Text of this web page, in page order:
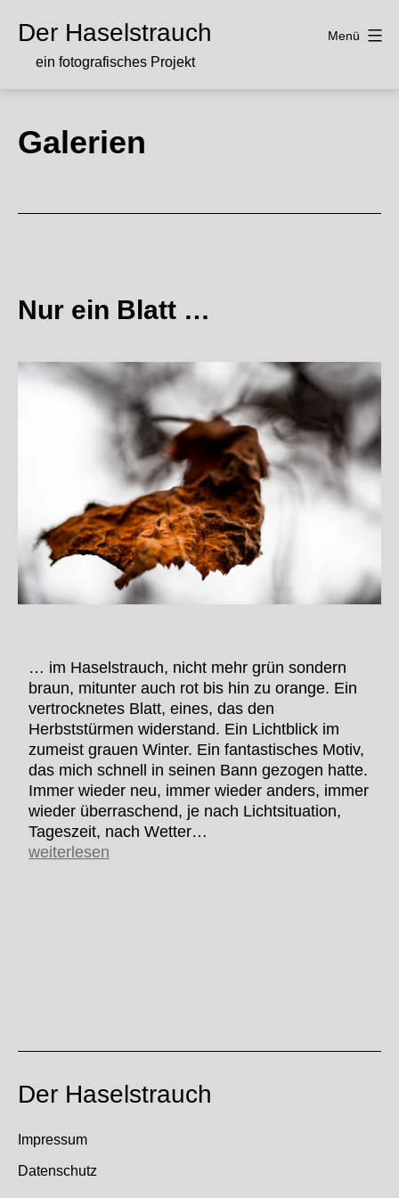
InhaltDer Haselstrauch
ein fotografisches Projekt
Menü
Galerien
Nur ein Blatt …
… im Haselstrauch, nicht mehr grün sondern
braun, mitunter auch rot bis hin zu orange. Ein
vertrocknetes Blatt, eines, das den
Herbststürmen widerstand. Ein Lichtblick im
zumeist grauen Winter. Ein fantastisches Motiv,
das mich schnell in seinen Bann gezogen hatte.
Immer wieder neu, immer wieder anders, immer
wieder überraschend, je nach Lichtsituation,
Tageszeit, nach Wetter…
Nur
weiterlesen
Der Haselstrauch
Impressum
Datenschutz